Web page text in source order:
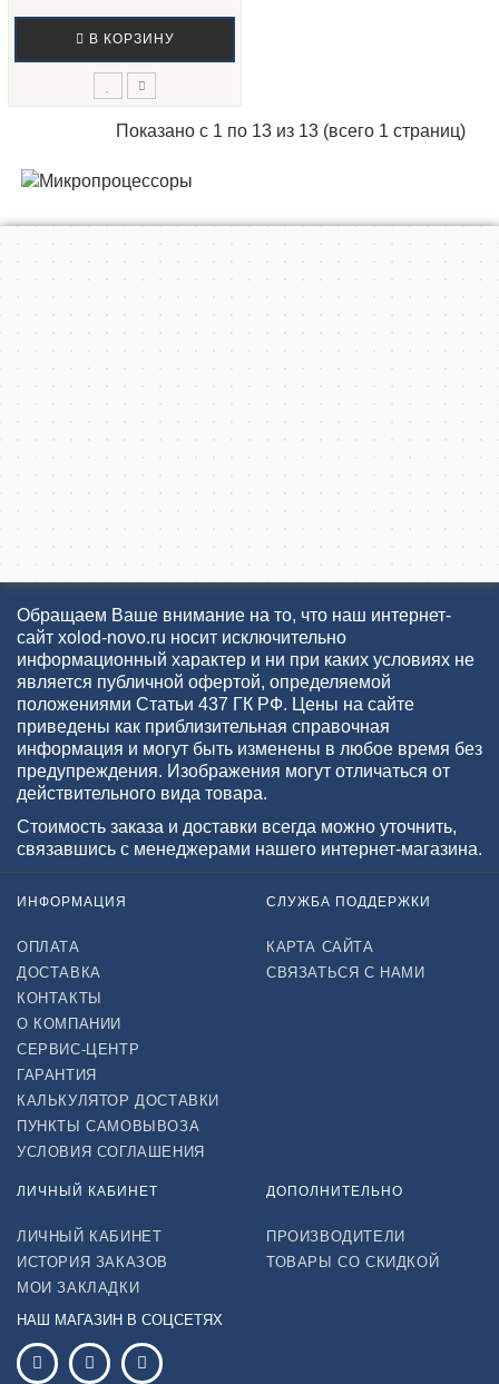
В КОРЗИНУ
Показано с 1 по 13 из 13 (всего 1 страниц)
Обращаем Ваше внимание на то, что наш интернет-
сайт xolod-novo.ru носит исключительно
информационный характер и ни при каких условиях не
является публичной офертой, определяемой
положениями Статьи 437 ГК РФ. Цены на сайте
приведены как приблизительная справочная
информация и могут быть изменены в любое время без
предупреждения. Изображения могут отличаться от
действительного вида товара.
Стоимость заказа и доставки всегда можно уточнить,
связавшись с менеджерами нашего интернет-магазина.
ИНФОРМАЦИЯ
ОПЛАТА
ДОСТАВКА
КОНТАКТЫ
О КОМПАНИИ
СЕРВИС-ЦЕНТР
ГАРАНТИЯ
КАЛЬКУЛЯТОР ДОСТАВКИ
ПУНКТЫ САМОВЫВОЗА
УСЛОВИЯ СОГЛАШЕНИЯ
СЛУЖБА ПОДДЕРЖКИ
КАРТА САЙТА
СВЯЗАТЬСЯ С НАМИ
ЛИЧНЫЙ КАБИНЕТ
ЛИЧНЫЙ КАБИНЕТ
ИСТОРИЯ ЗАКАЗОВ
МОИ ЗАКЛАДКИ
ДОПОЛНИТЕЛЬНО
ПРОИЗВОДИТЕЛИ
ТОВАРЫ СО СКИДКОЙ
НАШ МАГАЗИН В СОЦСЕТЯХ